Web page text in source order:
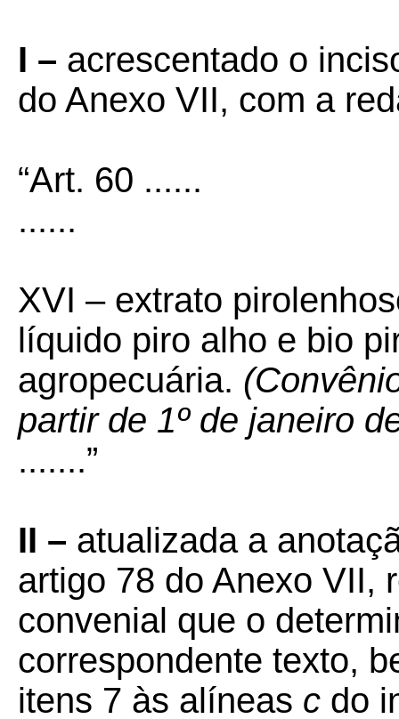
I – acrescentado o
do Anexo VII, com a
“Art. 60 ......
......
XVI – extrato
líquido piro alho e bio
agropecuária.
partir de 1º de janeiro
.......”
II – atualizada a
artigo 78 do Anexo VII,
convenial que o
correspondente texto,
itens 7 às alíneas c do